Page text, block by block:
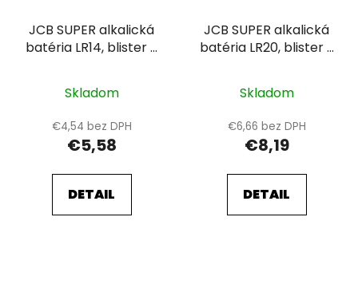
JCB SUPER alkalická
batéria LR14, blister 2
Skladom
€4,54 bez DPH
€5,58
DETAIL
JCB SUPER alkalická
batéria LR20, blister 2
Skladom
€6,66 bez DPH
€8,19
DETAIL